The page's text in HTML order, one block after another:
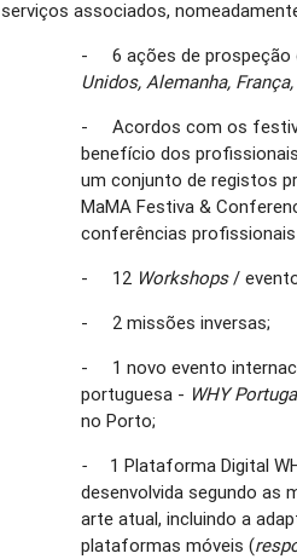
serviços associados,
- 6 ações de prospeção
Unidos, Alemanha,
- Acordos com os
benefício dos
um conjunto de registos
MaMA Festiva &
conferências profissionais
- 12 Workshops/
- 2 missões inversas;
- 1 novo evento
portuguesa - WHY
no Porto;
- 1 Plataforma Digital
desenvolvida segundo as
arte atual, incluindo a
plataformas móveis (